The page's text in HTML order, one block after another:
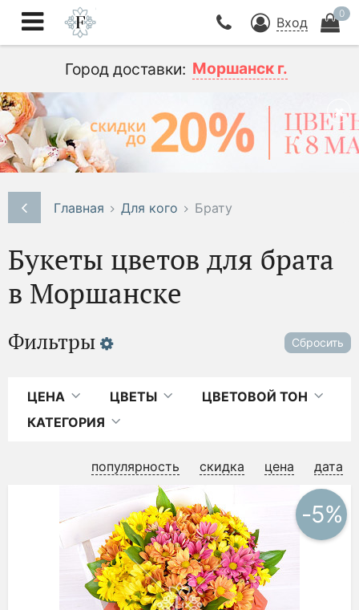
Вход
0
Город доставки: Моршанск г.
Главная Для кого Брату
Букеты цветов для брата
в Моршанске
популярность скидка цена дата
-5%
Фильтры Сбросить
ЦЕНА ЦВЕТЫ
ЦВЕТОВОЙ ТОН
КАТЕГОРИЯ